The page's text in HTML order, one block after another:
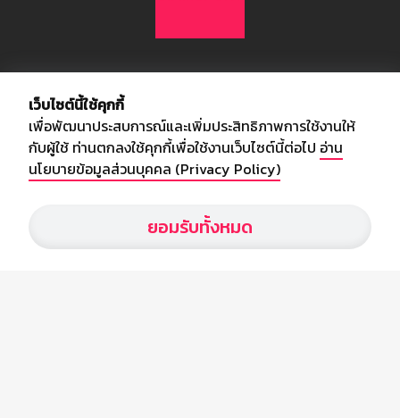
อัพเดทข่าวสารวงการกีฬา ฟุตบอล ผลบอล ผลฟุตบอลทั่วโลก ฟรีเมียร์
ลีก ไทยลีก ฟุตบอลโลก ยูฟ่าแซมเปี้ยนส์ลีก พร้อมทั้งวิเคราะห์บอล จาก
สยามกีฬา สตาร์ชอคเก้อร์ สปอร์ตพูล
เว็บไซต์นี้ใช้คุกกี้
เพื่อพัฒนาประสบการณ์และเพิ่มประสิทธิภาพการใช้งานให้
กับผู้ใช้ ท่านตกลงใช้คุกกี้เพื่อใช้งานเว็บไซต์นี้ต่อไป อ่าน
นโยบายข้อมูลส่วนบุคคล (Privacy Policy)
ยอมรับทั้งหมด